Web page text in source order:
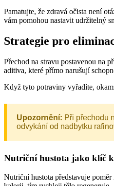
Pamatujte, že zdravá očista není
vám pomohou nastavit udržitelný
Strategie pro
Přechod na stravu postavenou na
aditiva, které přímo narušují
Když tyto potraviny vyřadíte,
Upozornění: Při přechodu
odvykání od nadbytku
Nutriční hustota jako klíč k
Nutriční hustota představuje